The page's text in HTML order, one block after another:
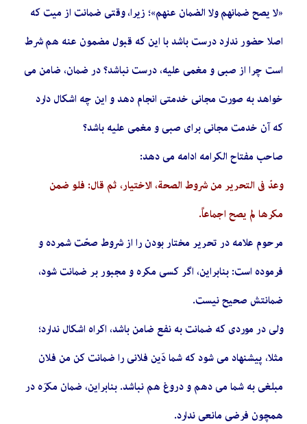
«لا یصح ضمانهم ولا الضمان عنهم»؛ زیرا، وقتی ضمانت از میت که
اصلا حضور ندارد درست باشد با این که قبول مضمون عنه هم شرط
است چرا از صبی و مغمی علیه، درست نباشد؟ در ضمان، ضامن می
خواهد به صورت مجانی خدمتی انجام دهد و این چه اشکال دارد
که آن خدمت مجانی برای صبی و مغمی علیه باشد؟
صاحب مفتاح الکرامه ادامه می دهد:
وعدّ في التحریر من شروط الصحة، الاختیار، ثم قال: فلو ضمن
مکرها لم یصح اجماعاً.
مرحوم علامه در تحریر مختار بودن را از شروط صحّت شمرده و
فرموده است: بنابراین، اگر کسی مکره و مجبور بر ضمانت شود،
ضمانتش صحیح نیست.
ولی در موردی که ضمانت به نفع ضامن باشد، اکراه اشکال ندارد؛
مثلا، پیشنهاد می شود که شما دَین فلانی را ضمانت کن من فلان
مبلغی به شما می دهم و دروغ هم نباشد. بنابراین، ضمان مکرَه در
همچون فرضی مانعی ندارد.